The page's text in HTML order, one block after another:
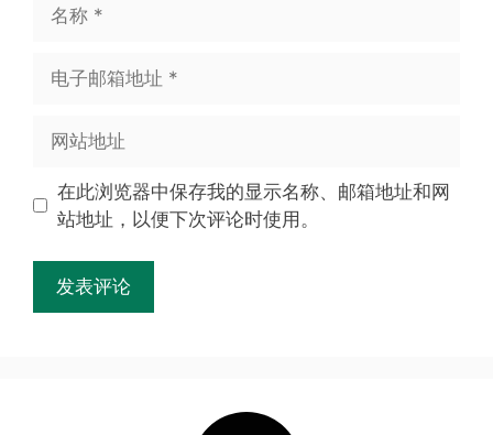
在此浏览器中保存我的显示名称、邮箱地址和网
站地址，以便下次评论时使用。